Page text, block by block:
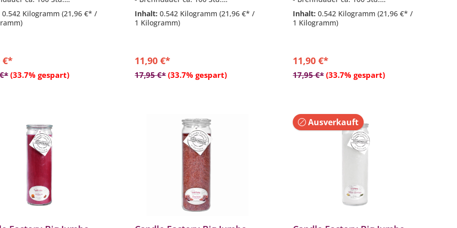
aus: Zimtstangen
besteht aus 100% reinem
0.542 Kilogramm (21,96 €* /
€*
(33.7% gespart)
In den Warenkorb
- Duftkomposition aus: Apfel, Zimt
und Gewürzen
- hitzebeständiges Glas der Marke
Inhalt:0.542 Kilogramm(21,96 €* /
1 Kilogramm)
11,90 €*
17,95 €* (33.7% gespart)
In den Warenkorb
- Duftkomposition aus: Vanille,
Minze & Sandelholz
- Hitzebeständiges Glas der Marke
Inhalt: 0.542 Kilogramm (21,96 €* /
1 Kilogramm)
11,90 €*
17,95 €* (33.7% gespart)
In den Warenkorb
Ausverkauft